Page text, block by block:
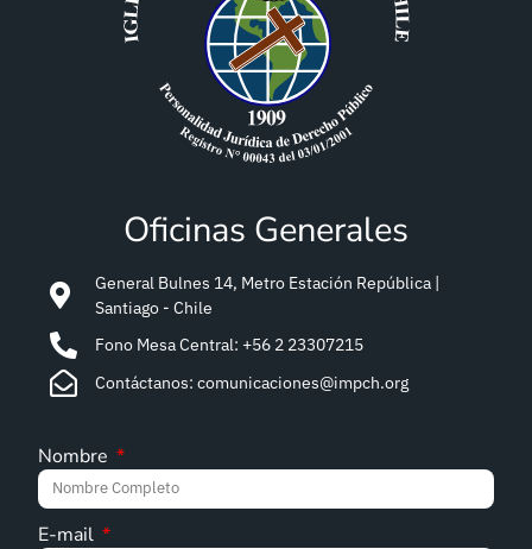
Oficinas Generales
General Bulnes 14, Metro Estación República |
Santiago - Chile
Fono Mesa Central: +56 2 23307215
Contáctanos: comunicaciones@impch.org
Nombre
E-mail